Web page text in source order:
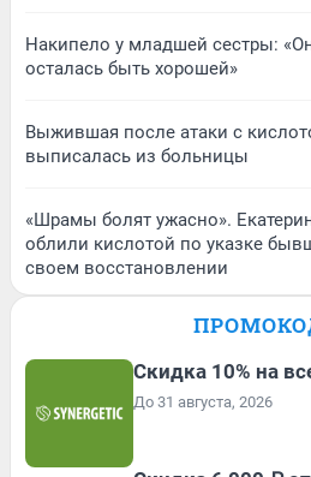
Накипело у младшей сестры:
осталась быть хорошей»
Выжившая после атаки с
выписалась из больницы
«Шрамы болят ужасно».
облили кислотой по указке
своем восстановлении
Скидка 10% на
До 31 августа, 2026